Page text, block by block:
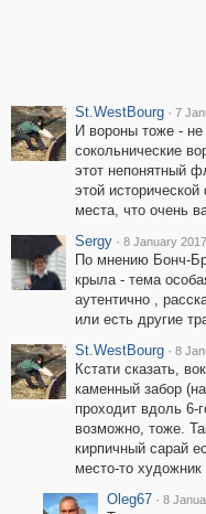
St.WestBourg · 7
И вороны тоже -
сокольнические
этот непонятный
этой
места, что очень
Sergy · 8 January
По мнению Бонч-
крыла - тема
аутентично ,
или есть другие
St.WestBourg · 8
Кстати сказать,
каменный забор
проходит вдоль 6-
возможно, тоже.
кирпичный сарай
место-то
Oleg67 · 8